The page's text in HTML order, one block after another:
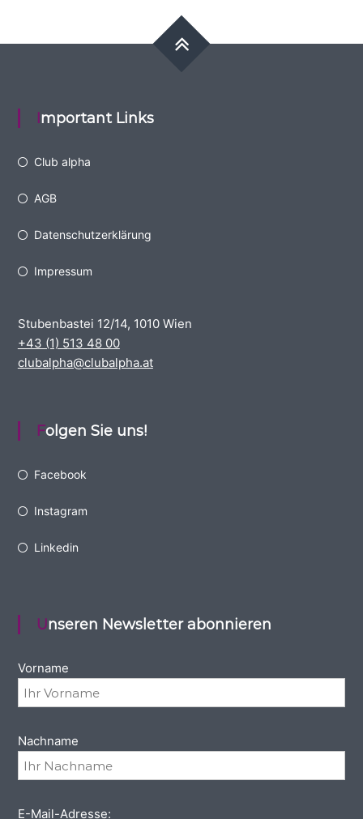
Important Links
Club alpha
AGB
Datenschutzerklärung
Impressum
Stubenbastei 12/14, 1010 Wien
+43 (1) 513 48 00
clubalpha@clubalpha.at
Folgen Sie uns!
Facebook
Instagram
Linkedin
Unseren Newsletter abonnieren
Vorname
Nachname
E-Mail-Adresse: